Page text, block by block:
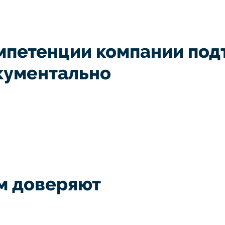
компании
доверяют